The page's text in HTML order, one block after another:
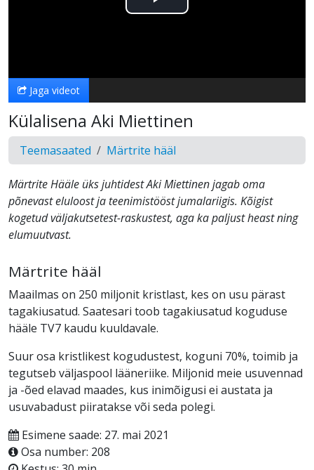
Esita
Jaga videot
Külalisena Aki Miettinen
Teemasaated Märtrite hääl
Märtrite Hääle üks juhtidest Aki Miettinen jagab oma
põnevast eluloost ja teenimistööst jumalariigis. Kõigist
kogetud väljakutsetest-raskustest, aga ka paljust heast ning
elumuutvast.
Märtrite hääl
Maailmas on 250 miljonit kristlast, kes on usu pärast
tagakiusatud. Saatesari toob tagakiusatud koguduse
hääle TV7 kaudu kuuldavale.
Suur osa kristlikest kogudustest, koguni 70%, toimib ja
tegutseb väljaspool lääneriike. Miljonid meie usuvennad
ja -õed elavad maades, kus inimõigusi ei austata ja
usuvabadust piiratakse või seda polegi.
Esimene saade: 27. mai 2021
Osa number: 208